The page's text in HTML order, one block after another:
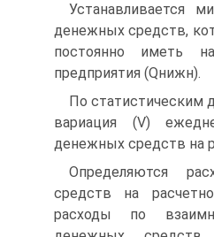
Устанавливается
денежных средств,
постоянно иметь
предприятия (Qнижн).
По статистическим
вариация (V)
денежных средств на
Определяются
средств на
расходы по